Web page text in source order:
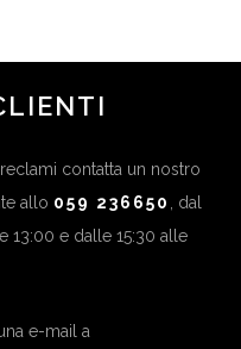
contatta un nostro
allo 059 236650
, dal
13:00 e dalle 15:30 alle
e-mail a